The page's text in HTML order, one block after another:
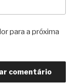
para a próxima